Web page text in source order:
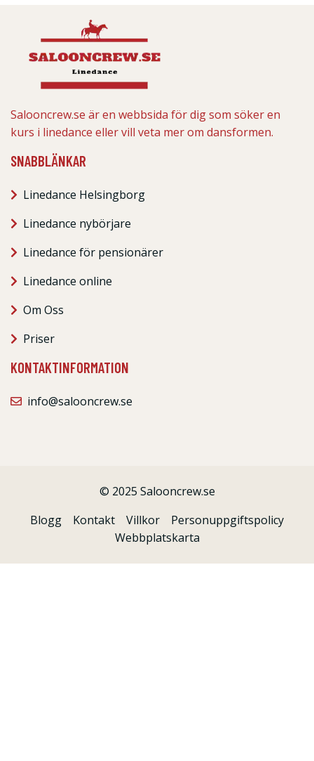
Salooncrew.se är en webbsida för dig som söker en
kurs i linedance eller vill veta mer om dansformen.
SNABBLÄNKAR
Linedance Helsingborg
Linedance nybörjare
Linedance för pensionärer
Linedance online
Om Oss
Priser
KONTAKTINFORMATION
info@salooncrew.se
© 2025 Salooncrew.se
Blogg
Kontakt Villkor
Personuppgiftspolicy
Webbplatskarta